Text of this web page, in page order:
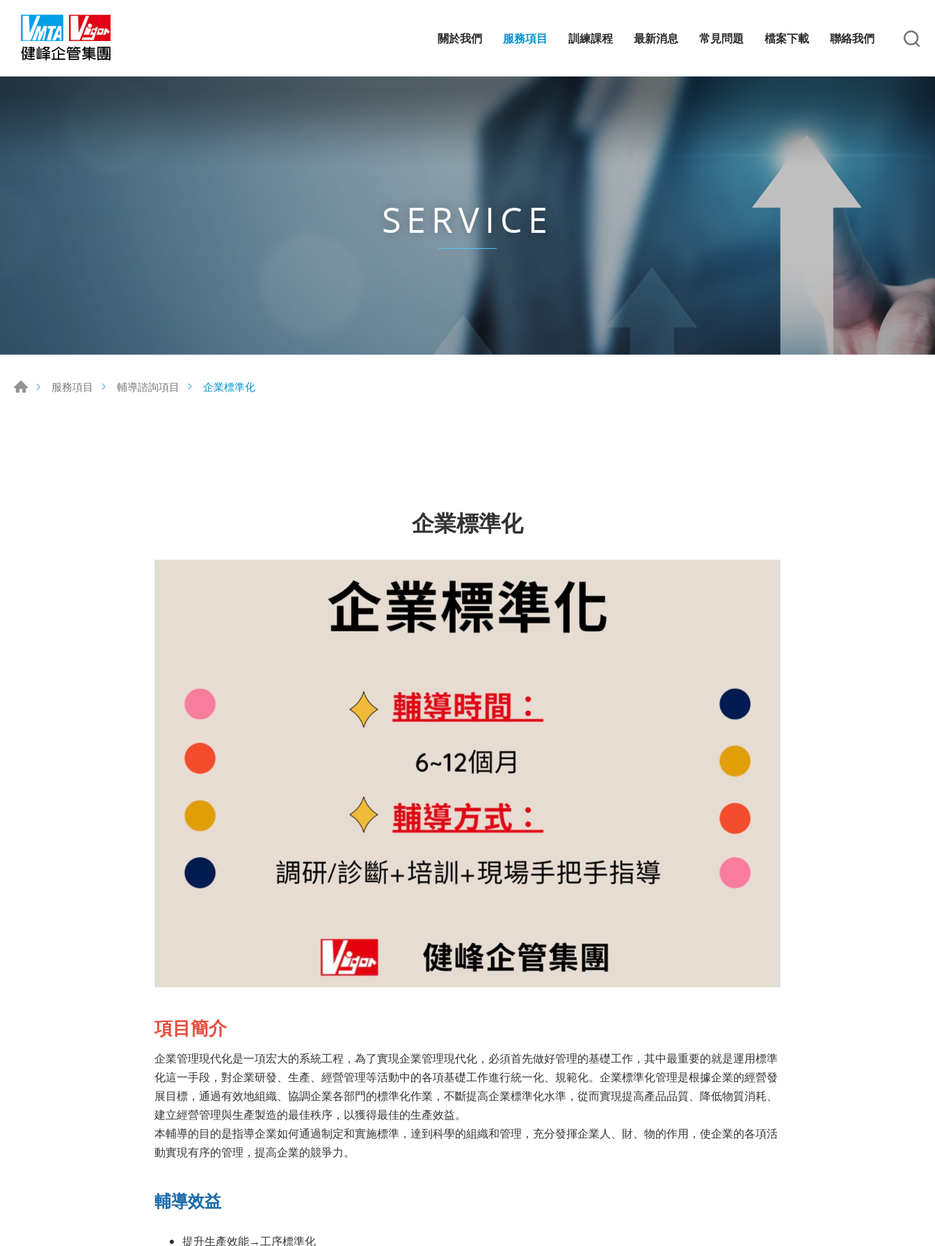
關於我們 服務項目 訓練課程 最新消息 常見問題 檔案下載 聯絡我們
SERVICE
服務項目 輔導諮詢項目 企業標準化
企業標準化
項目簡介
企業管理現代化是一項宏大的系統工程，為了實現企業管理現代化，必須首先做好管理的基礎工作，其中最重要的就是運用標準
化這一手段，對企業研發、生產、經營管理等活動中的各項基礎工作進行統一化、規範化。企業標準化管理是根據企業的經營發
展目標，通過有效地組織、協調企業各部門的標準化作業，不斷提高企業標準化水準，從而實現提高產品品質、降低物質消耗、
建立經營管理與生產製造的最佳秩序，以獲得最佳的生產效益。
本輔導的目的是指導企業如何通過制定和實施標準，達到科學的組織和管理，充分發揮企業人、財、物的作用，使企業的各項活
動實現有序的管理，提高企業的競爭力。
輔導效益
提升生產效能→工序標準化